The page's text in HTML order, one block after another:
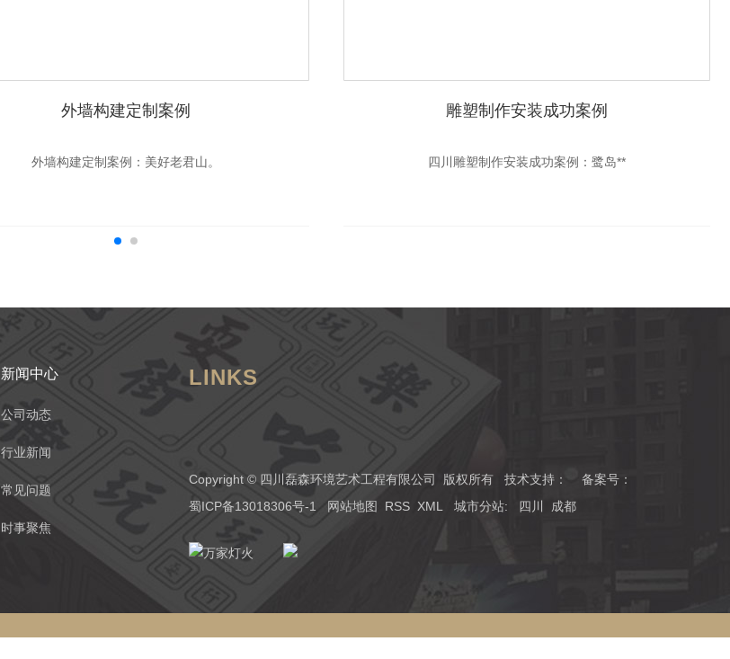
外墙构建定制案例
外墙构建定制案例：美好老君山。
雕塑制作安装成功案例
四川雕塑制作安装成功案例：鹭岛**
新闻中心
公司动态
行业新闻
常见问题
时事聚焦
LINKS
Copyright © 四川磊森环境艺术工程有限公司 版权所有 技术支持：
备案号：
蜀ICP备13018306号-1
网站地图 RSS XML 城市分站: 四川 成都